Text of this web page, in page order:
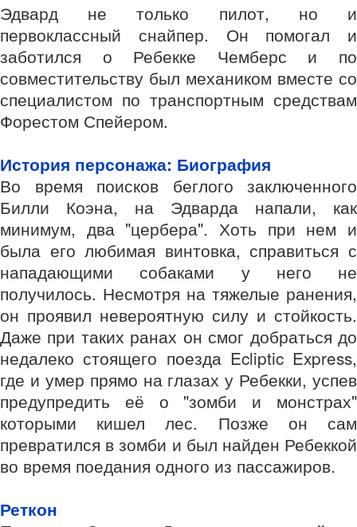
Эдвард не только пилот, но и
первоклассный снайпер. Он помогал и
заботился о Ребекке Чемберс и по
совместительству был механиком вместе со
специалистом по транспортным средствам
Форестом Спейером.
История персонажа: Биография
Во время поисков беглого заключенного
Билли Коэна, на Эдварда напали, как
минимум, два "цербера". Хоть при нем и
была его любимая винтовка, справиться с
нападающими собаками у него не
получилось. Несмотря на тяжелые ранения,
он проявил невероятную силу и стойкость.
Даже при таких ранах он смог добраться до
недалеко стоящего поезда Ecliptic Express,
где и умер прямо на глазах у Ребекки, успев
предупредить её о "зомби и монстрах"
которыми кишел лес. Позже он сам
превратился в зомби и был найден Ребеккой
во время поедания одного из пассажиров.
Реткон